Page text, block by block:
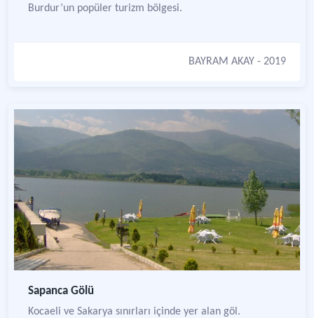
Burdur’un popüler turizm bölgesi.
BAYRAM AKAY - 2019
Sapanca Gölü
Kocaeli ve Sakarya sınırları içinde yer alan göl.